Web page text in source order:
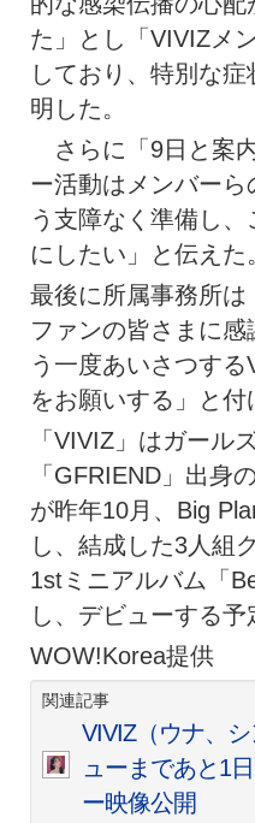
た」とし「VIVIZメ
しており、特別な
明した。
さらに「9日と案
ー活動はメンバーら
う支障なく準備し
にしたい」と伝えた
最後に所属事務所は
ファンの皆さまに
う一度あいさつす
をお願いする」と付
「VIVIZ」はガール
「GFRIEND」出身
が昨年10月、Big
し、結成した3人組
1stミニアルバム「
し、デビューする予
WOW!Korea提供
関連記事
VIVIZ（ウナ、
ューまであと1
ー映像公開